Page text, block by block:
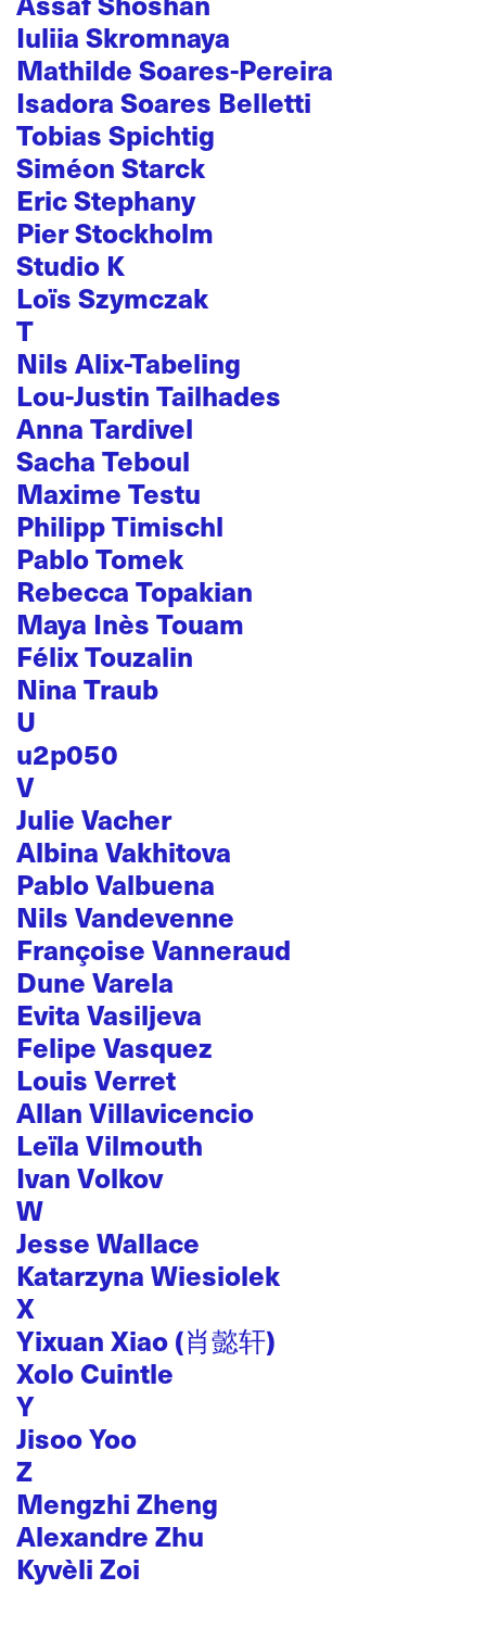
Iuliia Skromnaya
Mathilde Soares-Pereira
Isadora Soares Belletti
Tobias Spichtig
Siméon Starck
Eric Stephany
Pier Stockholm
Studio K
Loïs Szymczak
T
Nils Alix-Tabeling
Lou-Justin Tailhades
Anna Tardivel
Sacha Teboul
Maxime Testu
Philipp Timischl
Pablo Tomek
Rebecca Topakian
Maya Inès Touam
Félix Touzalin
Nina Traub
U
u2p050
V
Julie Vacher
Albina Vakhitova
Pablo Valbuena
Nils Vandevenne
Françoise Vanneraud
Dune Varela
Evita Vasiljeva
Felipe Vasquez
Louis Verret
Allan Villavicencio
Leïla Vilmouth
Ivan Volkov
W
Jesse Wallace
Katarzyna Wiesiolek
X
Yixuan Xiao (肖懿轩)
Xolo Cuintle
Y
Jisoo Yoo
Z
Mengzhi Zheng
Alexandre Zhu
Kyvèli Zoi